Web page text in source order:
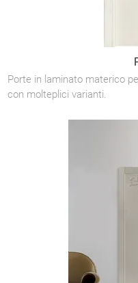
Porte in laminato materico
con molteplici varianti.